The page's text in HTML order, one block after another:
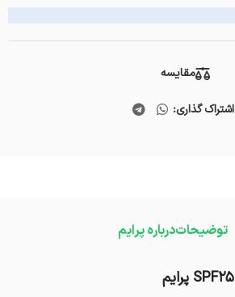
مقایسه
اشتراک گذاری:
توضیحاتدرباره پرایم